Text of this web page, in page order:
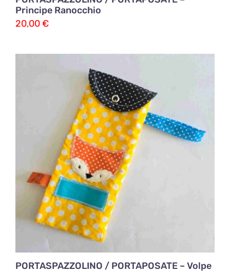
Principe Ranocchio
20,00€
PORTASPAZZOLINO / PORTAPOSATE – Volpe